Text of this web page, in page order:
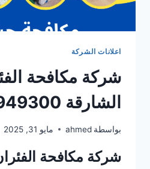
اعلانات الشركة
شركة مكافحة
الشارقة 0501949300
بواسطة ahmed مايو 31, 2025
شركة مكافحة